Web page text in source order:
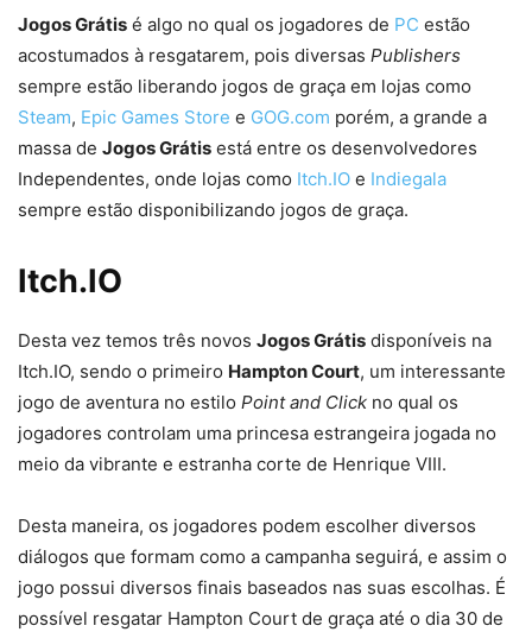
Jogos Grátis é algo no qual os jogadores de PC estão
acostumados à resgatarem, pois diversas Publishers
sempre estão liberando jogos de graça em lojas como
Steam, Epic Games Store e GOG.com porém, a grande a
massa de Jogos Grátis está entre os desenvolvedores
Independentes, onde lojas como Itch.IO e Indiegala
sempre estão disponibilizando jogos de graça.
Itch.IO
Desta vez temos três novos Jogos Grátis disponíveis na
Itch.IO, sendo o primeiro Hampton Court, um interessante
jogo de aventura no estilo Point and Click no qual os
jogadores controlam uma princesa estrangeira jogada no
meio da vibrante e estranha corte de Henrique VIII.
Desta maneira, os jogadores podem escolher diversos
diálogos que formam como a campanha seguirá, e assim o
jogo possui diversos finais baseados nas suas escolhas. É
possível resgatar Hampton Court de graça até o dia 30 de